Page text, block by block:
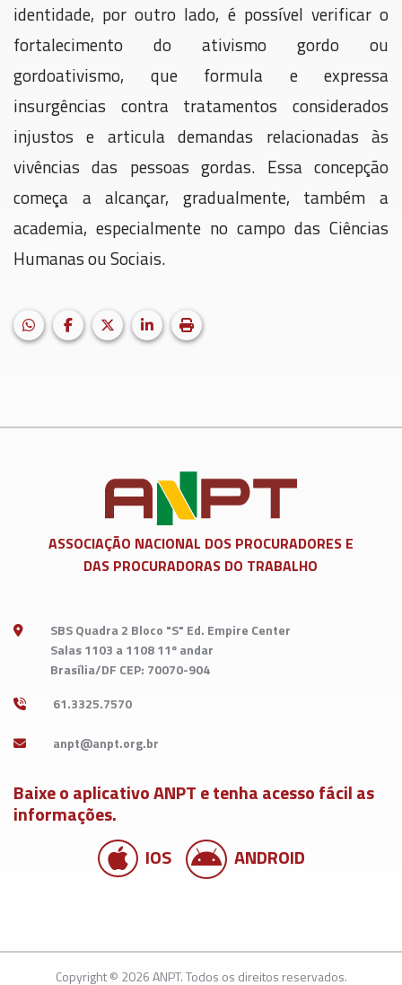
identidade, por outro lado, é possível verificar o
fortalecimento do ativismo gordo ou
gordoativismo, que formula e expressa
insurgências contra tratamentos considerados
injustos e articula demandas relacionadas às
vivências das pessoas gordas. Essa concepção
começa a alcançar, gradualmente, também a
academia, especialmente no campo das Ciências
Humanas ou Sociais.
Facebook LinkedIn
X (formerly Twitter)
HELIX_ULTIMATE_SHARE_WHATSAPP
Imprimir matéria
ASSOCIAÇÃO NACIONAL DOS PROCURADORES E
DAS PROCURADORAS DO TRABALHO
SBS Quadra 2 Bloco "S" Ed. Empire Center
Salas 1103 a 1108 11º andar
Brasília/DF CEP: 70070-904
61.3325.7570
Baixe o aplicativo ANPT e tenha acesso fácil as
informações.
IOS
ANDROID
Copyright © 2026 ANPT. Todos os direitos reservados.